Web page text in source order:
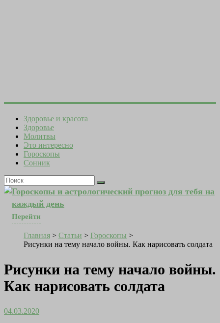
Здоровье и красота
Здоровье
Молитвы
Это интересно
Гороскопы
Сонник
Гороскопы и астрологический прогноз для тебя на
каждый день
Перейти
Главная > Статьи > Гороскопы >
Рисунки на тему начало войны. Как нарисовать солдата
Рисунки на тему начало войны.
Как нарисовать солдата
04.03.2020